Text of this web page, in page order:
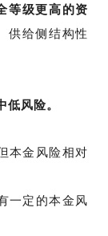
等级更高的资
供给侧结构性
风险。
本金风险相对
一定的本金风